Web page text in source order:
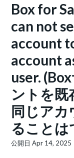
Box for
can not
account
account
user.
ントを既
同じアカ
ることは
公開日Apr 14, 2025